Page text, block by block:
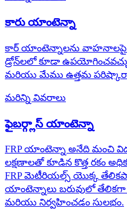
కారు యాంటెన్నా
కార్ యాంటెన్నాలను వాహనాలపై
డ్రోన్‌లలో కూడా
మరియు మేము ఉత్తమ
మరిన్ని వివరాలు
ఫైబర్గ్లాస్ యాంటెన్నా
FRP యాంటెన్నా అనేది మంచి
లక్షణాలతో కూడిన కొత్త రకం
FRP మెటీరియల్స్ యొక్క
యాంటెన్నాలు బరువులో
మరియు నిర్వహించడం సులభం.